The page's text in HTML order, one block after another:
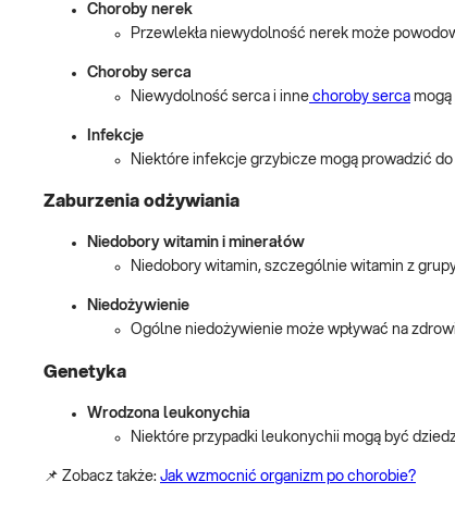
Choroby nerek
Przewlekła niewydolność nerek może
Choroby serca
Niewydolność serca i inne choroby serca mogą
Infekcje
Niektóre infekcje grzybicze mogą prowadzić do
Zaburzenia odżywiania
Niedobory witamin i minerałów
Niedobory witamin, szczególnie witamin z
Niedożywienie
Ogólne niedożywienie może wpływać na
Genetyka
Wrodzona leukonychia
Niektóre przypadki leukonychii mogą być
📌 Zobacz także: Jak wzmocnić organizm po chorobie?